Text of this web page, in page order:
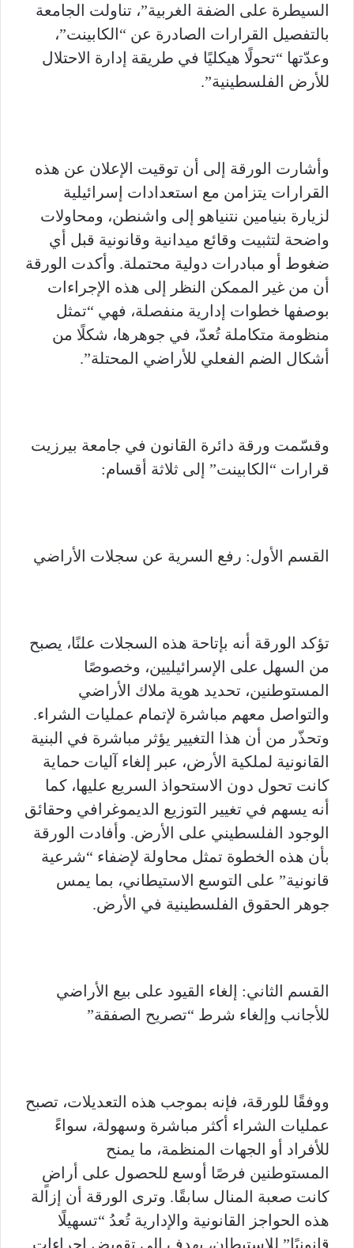
السيطرة على الضفة الغربية”، تناولت الجامعة
بالتفصيل القرارات الصادرة عن “الكابينت”،
وعدّتها “تحولًا هيكليًا في طريقة إدارة الاحتلال
للأرض الفلسطينية”.
وأشارت الورقة إلى أن توقيت الإعلان عن هذه
القرارات يتزامن مع استعدادات إسرائيلية
لزيارة بنيامين نتنياهو إلى واشنطن، ومحاولات
واضحة لتثبيت وقائع ميدانية وقانونية قبل أي
ضغوط أو مبادرات دولية محتملة. وأكدت الورقة
أن من غير الممكن النظر إلى هذه الإجراءات
بوصفها خطوات إدارية منفصلة، فهي “تمثل
منظومة متكاملة تُعدّ، في جوهرها، شكلًا من
أشكال الضم الفعلي للأراضي المحتلة”.
وقسّمت ورقة دائرة القانون في جامعة بيرزيت
قرارات “الكابينت” إلى ثلاثة أقسام:
القسم الأول: رفع السرية عن سجلات الأراضي
تؤكد الورقة أنه بإتاحة هذه السجلات علنًا، يصبح
من السهل على الإسرائيليين، وخصوصًا
المستوطنين، تحديد هوية ملاك الأراضي
والتواصل معهم مباشرة لإتمام عمليات الشراء.
وتحذّر من أن هذا التغيير يؤثر مباشرة في البنية
القانونية لملكية الأرض، عبر إلغاء آليات حماية
كانت تحول دون الاستحواذ السريع عليها، كما
أنه يسهم في تغيير التوزيع الديموغرافي وحقائق
الوجود الفلسطيني على الأرض. وأفادت الورقة
بأن هذه الخطوة تمثل محاولة لإضفاء “شرعية
قانونية” على التوسع الاستيطاني، بما يمس
جوهر الحقوق الفلسطينية في الأرض.
القسم الثاني: إلغاء القيود على بيع الأراضي
للأجانب وإلغاء شرط “تصريح الصفقة”
ووفقًا للورقة، فإنه بموجب هذه التعديلات، تصبح
عمليات الشراء أكثر مباشرة وسهولة، سواءً
للأفراد أو الجهات المنظمة، ما يمنح
المستوطنين فرصًا أوسع للحصول على أراضٍ
كانت صعبة المنال سابقًا. وترى الورقة أن إزالة
هذه الحواجز القانونية والإدارية تُعدُ “تسهيلًا
قانونيًا” للاستيطان، يهدف إلى تقويض إجراءات